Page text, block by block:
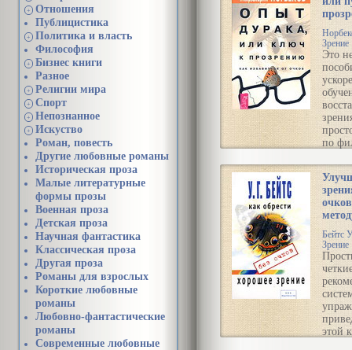
+
Отношения
Публицистика
+
Политика и власть
Философия
+
Бизнес книги
Разное
+ Религии мира
+ Спорт
+ Непознанное
+
Искуство
Роман, повесть
Другие любовные романы
Историческая проза
Малые литературные
формы прозы
Военная проза
Детская проза
Научная фантастика
Классическая проза
Другая проза
Романы для взрослых
Короткие любовные
романы
Любовно-фантастические
романы
Современные любовные
Зрение
Это
по
путь
Бейтс
Зрение
этой